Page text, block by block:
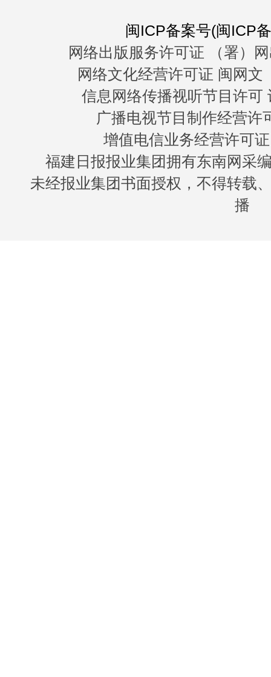
闽ICP备案号(闽ICP
网络出版服务许可证 （署）
网络文化经营许可证 闽网文
信息网络传播视听节目许可
广播电视节目制作经营许
增值电信业务经营许可
福建日报报业集团拥有东南网采
未经报业集团书面授权，不得转载
播